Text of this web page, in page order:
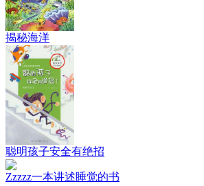
揭秘海洋
聪明孩子安全有绝招
Zzzzz一本讲述睡觉的书